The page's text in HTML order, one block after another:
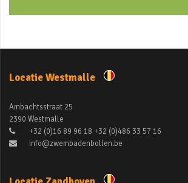
Locatie Westmalle
Ambachtsstraat 25
2390 Westmalle
+32 (0)16 89 96 18 +32 (0)486 33 57 16
info@zwembadenbollen.be